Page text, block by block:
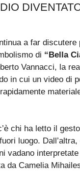
a far discutere
di “Bella
Vannacci, la
in cui un video di
chi ha letto il
luogo.
vadano
da Camelia